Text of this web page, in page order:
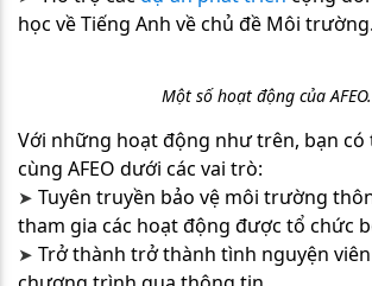
học về Tiếng Anh về chủ đề Môi trường.
Một số hoạt động của AFEO.
Với những hoạtđộng như trên, bạn có
cùng AFEO dưới các vai trò:
➤​​​​​​​ Tuyên truyền bảo vệ môi trường
tham gia các hoạt động được tổ chức
➤​​​​​​​ Trở thành trở thành tình nguyện